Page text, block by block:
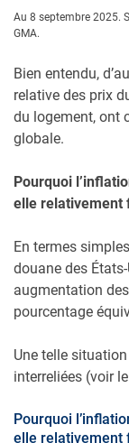
Au 8 septembre 2025.
GMA.
Bien entendu,
relative des prix
du logement, ont
globale.
Pourquoi
elle relativement
En termes
douane des
augmentation
pourcentage
Une telle
interreliées (voir
Pourquoi
elle relativement